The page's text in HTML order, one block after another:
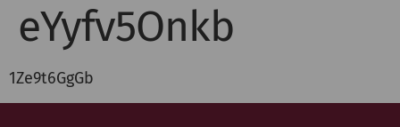
eYyfv5Onkb
1Ze9t6GgGb